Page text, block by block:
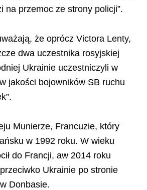
na przemoc ze strony policji”.
że oprócz Victora Lenty,
dwa uczestnika rosyjskiej
Ukrainie uczestniczyli w
jakości bojowników SB ruchu
Munierze, Francuzie, który
w 1992 roku. W wieku
do Francji, aw 2014 roku
Ukrainie po stronie
Donbasie.